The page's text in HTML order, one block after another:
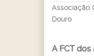
Associação
Douro
A FCT